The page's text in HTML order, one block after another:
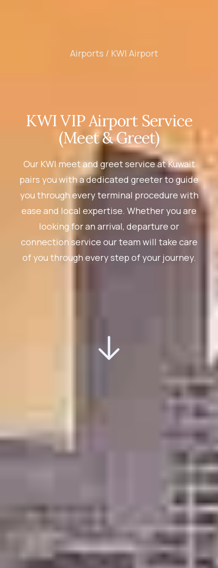
Airports / KWI Airport
KWI VIP Airport Service
(Meet & Greet)
Our KWI meet and greet service at Kuwait
pairs you with a dedicated greeter to guide
you through every terminal procedure with
ease and local expertise. Whether you are
looking for an arrival, departure or
connection service our team will take care
of you through every step of your journey.